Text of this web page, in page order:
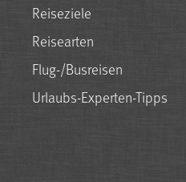
Reiseziele
Reisearten
Flug-/Busreisen
Urlaubs-Experten-Tipps